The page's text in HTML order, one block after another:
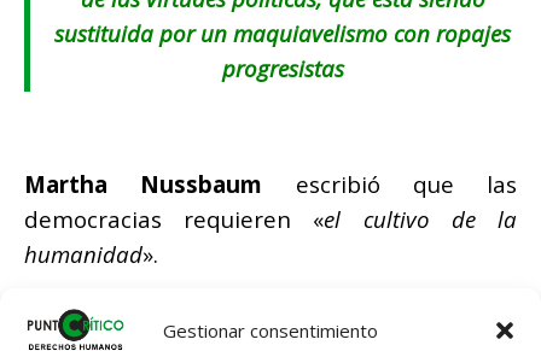
Gestionar consentimiento
sustituida por un maquiavelismo con ropajes
progresistas
Martha Nussbaum escribió que las
democracias requieren «el cultivo de la
humanidad».